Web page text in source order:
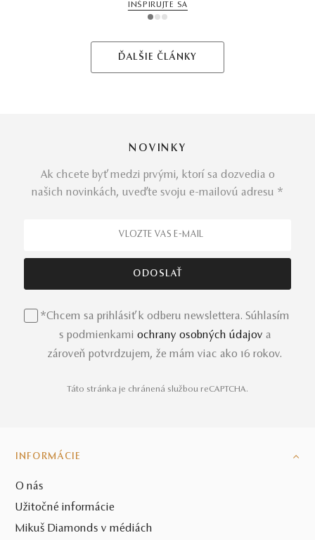
INŠPIRUJTE SA
1 2 3
ĎALŠIE ČLÁNKY
NOVINKY
Ak chcete byť medzi prvými, ktorí sa dozvedia o
našich novinkách, uveďte svoju e-mailovú adresu *
*Chcem sa prihlásiť k odberu newslettera. Súhlasím
s podmienkami ochrany osobných údajov a
zároveň potvrdzujem, že mám viac ako 16 rokov.
Táto stránka je chránená službou reCAPTCHA.
INFORMÁCIE
O nás
Užitočné informácie
Mikuš Diamonds v médiách